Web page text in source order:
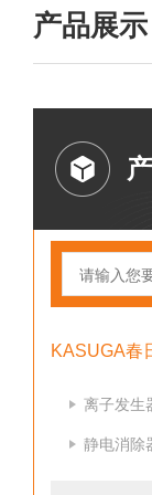
产品展示
KASUGA春
离子发生
静电消除